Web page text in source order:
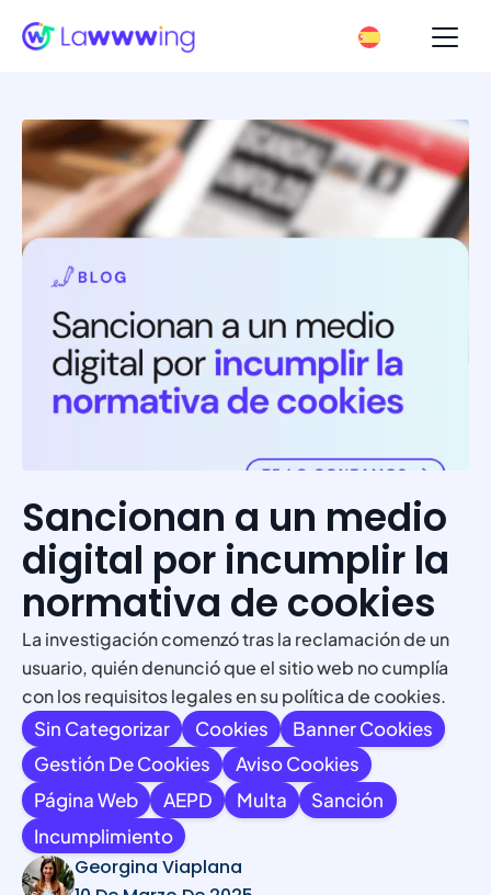
Sancionan a un medio
digital por incumplir la
normativa de cookies
La investigación comenzó tras la reclamación de un
usuario, quién denunció que el sitio web no cumplía
con los requisitos legales en su política de cookies.
Sin Categorizar Cookies
Banner Cookies
Gestión De Cookies
Aviso Cookies
Página Web
AEPD Multa
Sanción
Incumplimiento
Georgina Viaplana